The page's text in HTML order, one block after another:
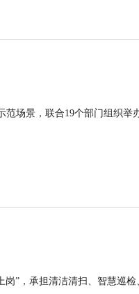
场景，联合19个部门组织举
”，承担清洁清扫、智慧巡